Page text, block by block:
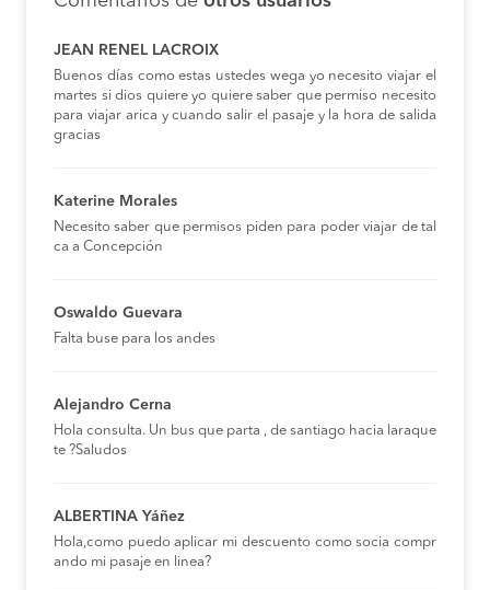
JEAN RENEL LACROIX
Buenos días como estas ustedes wega yo necesito viajar el
martes si dios quiere yo quiere saber que permiso necesito
para viajar arica y cuando salir el pasaje y la hora de salida
gracias
Katerine Morales
Necesito saber que permisos piden para poder viajar de tal
ca a Concepción
Oswaldo Guevara
Falta buse para los andes
Alejandro Cerna
Hola consulta. Un bus que parta , de santiago hacia laraque
te ?Saludos
ALBERTINA Yáñez
Hola,como puedo aplicar mi descuento como socia compr
ando mi pasaje en linea?